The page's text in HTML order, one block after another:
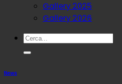
Gallery 2025
Gallery 2026
News